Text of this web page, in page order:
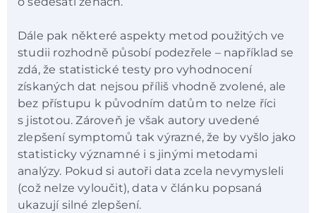
Dále pak některé aspekty metod použitých ve
studii rozhodně působí podezřele – například se
zdá, že statistické testy pro vyhodnocení
získaných dat nejsou příliš vhodně zvolené, ale
bez přístupu k původním datům to nelze říci
s jistotou. Zároveň je však autory uvedené
zlepšení symptomů tak výrazné, že by vyšlo jako
statisticky významné i s jinými metodami
analýzy. Pokud si autoři data zcela nevymysleli
(což nelze vyloučit), data v článku popsaná
ukazují silné zlepšení.